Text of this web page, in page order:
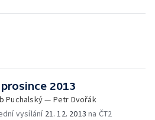
2013
Puchalský — Petr Dvořák
vysílání 21. 12. 2013 na ČT2